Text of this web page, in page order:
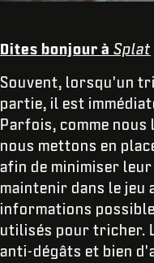
Dites bonjour à Splat
Souvent, lorsqu'un
partie, il est
Parfois, comme nous
nous mettons en
afin de minimiser
maintenir dans le
informations
utilisés pour tricher.
anti-dégâts et bien